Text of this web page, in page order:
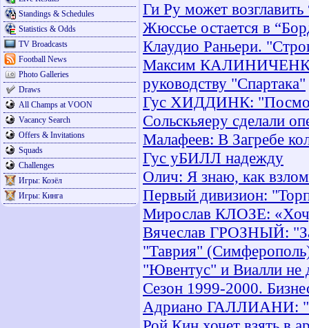
Standings & Schedules
Statistics & Odds
TV Broadcasts
Football News
Photo Galleries
Draws
All Champs at VOON
Vacancy Search
Offers & Invitations
Squads
Challenges
Игры: Козёл
Игры: Кинга
Ги Ру может возглавить
Жюссье остается в
Клаудио Раньери.
Максим
руководству "Спартака"
Гус ХИДДИНК:
Сольскьяеру сделали
Малафеев: В Загребе
Гус уБИЛЛ надежду
Олич: Я знаю, как
Первый дивизион:
Мирослав КЛОЗЕ:
Вячеслав ГРОЗНЫЙ:
"Таврия"
"Ювентус" и Виалли не
Сезон 1999-2000.
Адриано ГАЛЛИАНИ: